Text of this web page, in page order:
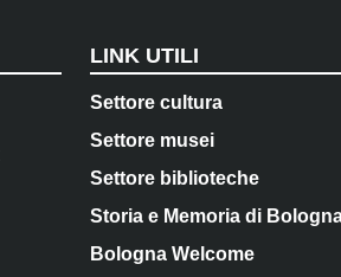
LINK UTILI
Settore cultura
Settore musei
Settore biblioteche
Storia e Memoria di
Bologna Welcome